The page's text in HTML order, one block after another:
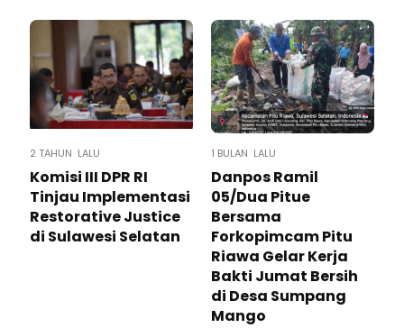
2 TAHUN LALU
Komisi III DPR RI
Tinjau Implementasi
Restorative Justice
di Sulawesi Selatan
1 BULAN LALU
Danpos Ramil
05/Dua Pitue
Bersama
Forkopimcam Pitu
Riawa Gelar Kerja
Bakti Jumat Bersih
di Desa Sumpang
Mango